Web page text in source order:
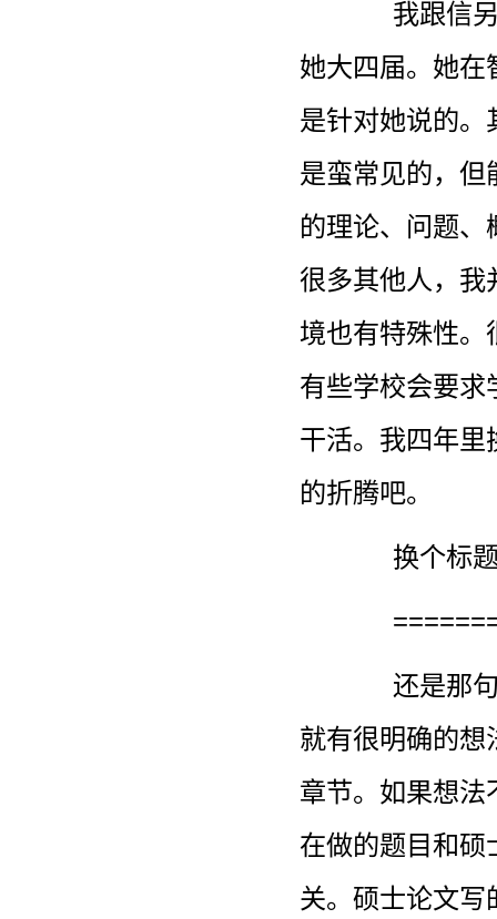
我跟信
她大四届。她在
是针对她说的。
是蛮常见的，但
的理论、问题、
很多其他人，我
境也有特殊性。
有些学校会要求
干活。我四年里
的折腾吧。
换个标
还是那
就有很明确的想
章节。如果想法
在做的题目和硕
关。硕士论文写